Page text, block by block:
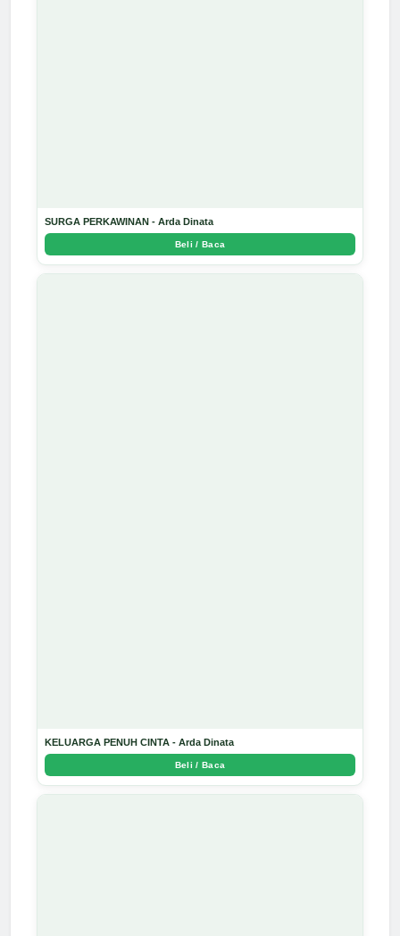
SURGA PERKAWINAN - Arda Dinata
Beli / Baca
KELUARGA PENUH CINTA - Arda Dinata
Beli / Baca